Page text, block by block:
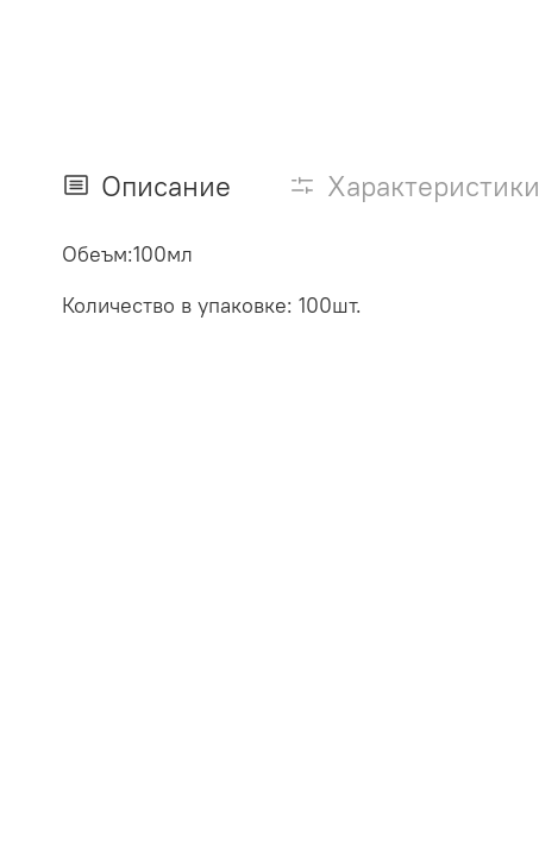
Описание Характеристики
Обеъм:100мл
Количество в упаковке: 100шт.